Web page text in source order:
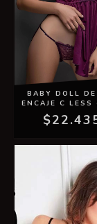
BABY DOLL
ENCAJE C LESS